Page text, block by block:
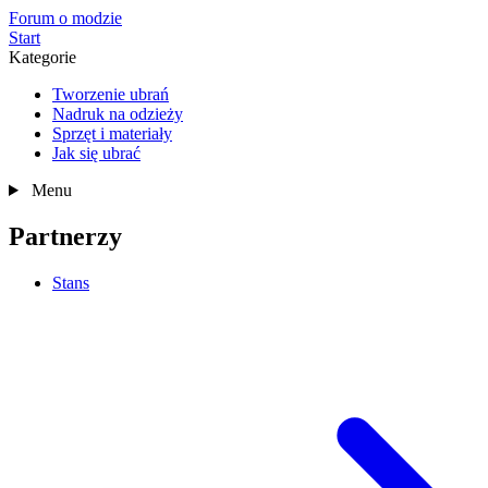
Forum o modzie
Start
Kategorie
Tworzenie ubrań
Nadruk na odzieży
Sprzęt i materiały
Jak się ubrać
Menu
Partnerzy
Stans